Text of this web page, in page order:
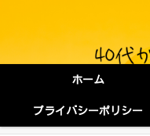
ホーム
プライバシーポリシー